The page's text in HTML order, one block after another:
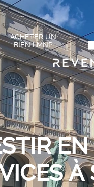
ACHETER UN
BIEN LMNP
EN